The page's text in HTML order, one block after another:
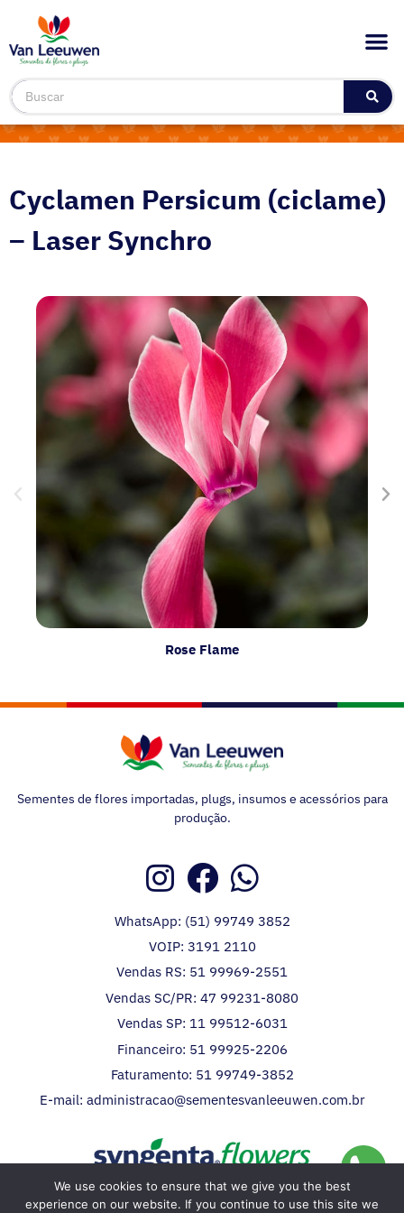
Cyclamen Persicum (ciclame)
– Laser Synchro
Rose Flame
Sementes de flores importadas, plugs, insumos e acessórios para
produção.
WhatsApp: (51) 99749 3852
VOIP: 3191 2110
Vendas RS: 51 99969-2551
Vendas SC/PR: 47 99231-8080
Vendas SP: 11 99512-6031
Financeiro: 51 99925-2206
Faturamento: 51 99749-3852
E-mail: administracao@sementesvanleeuwen.com.br
Distribuidor da Syngenta Flowers no Brasil.
We use cookies to ensure that we give you the best
experience on our website. If you continue to use this site we